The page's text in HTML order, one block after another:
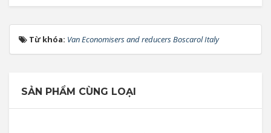
Từ khóa: Van Economisers and reducers Boscarol Italy
SẢN PHẨM CÙNG LOẠI